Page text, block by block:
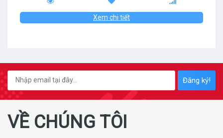
Xem chi tiết
Đăng ký!
VỀ CHÚNG TÔI